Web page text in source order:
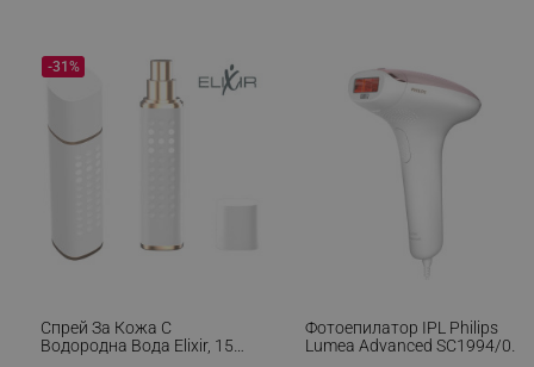
Спрей За Кожа С
Водородна Вода Elixir, 15
-31%
Фотоепилатор IPL Philips
Lumea Advanced SC1994/00,